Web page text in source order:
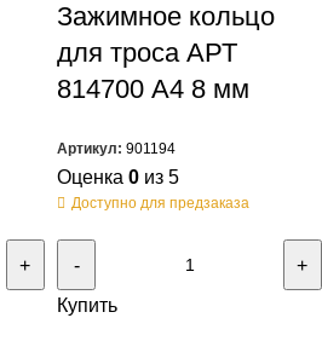
Зажимное кольцо
для троса АРТ
814700 А4 8 мм
Артикул: 901194
Оценка 0 из 5
Доступно для предзаказа
Купить